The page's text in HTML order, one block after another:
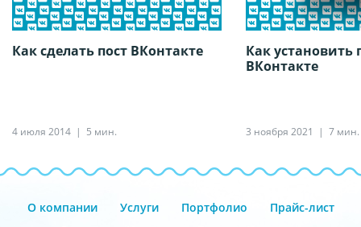
Как сделать пост ВКонтакте
4 июля 2014 5 мин.
Как установить
ВКонтакте
3 ноября 2021 7 мин.
О компании Услуги Портфолио
Прайс-лист